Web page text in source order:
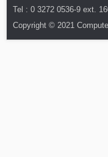
Tel : 0 3272 0536-9 ext.
Copyright © 2021